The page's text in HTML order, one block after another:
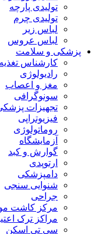
تولیدی پارچه
تولیدی چرم
لباس زیر
لباس عروس
پزشکی و سلامت
کارشناس تغذیه
رادیولوژی
مغز و اعصاب
سونوگرافی
تجهیزات
فیزیوتراپی
روماتولوژی
آزمایشگاه
گوارش و کبد
ارتوپدی
دامپزشکی
شنوایی سنجی
جراحی
مرکز کاشت
مراکز ترک
سی تی اسکن